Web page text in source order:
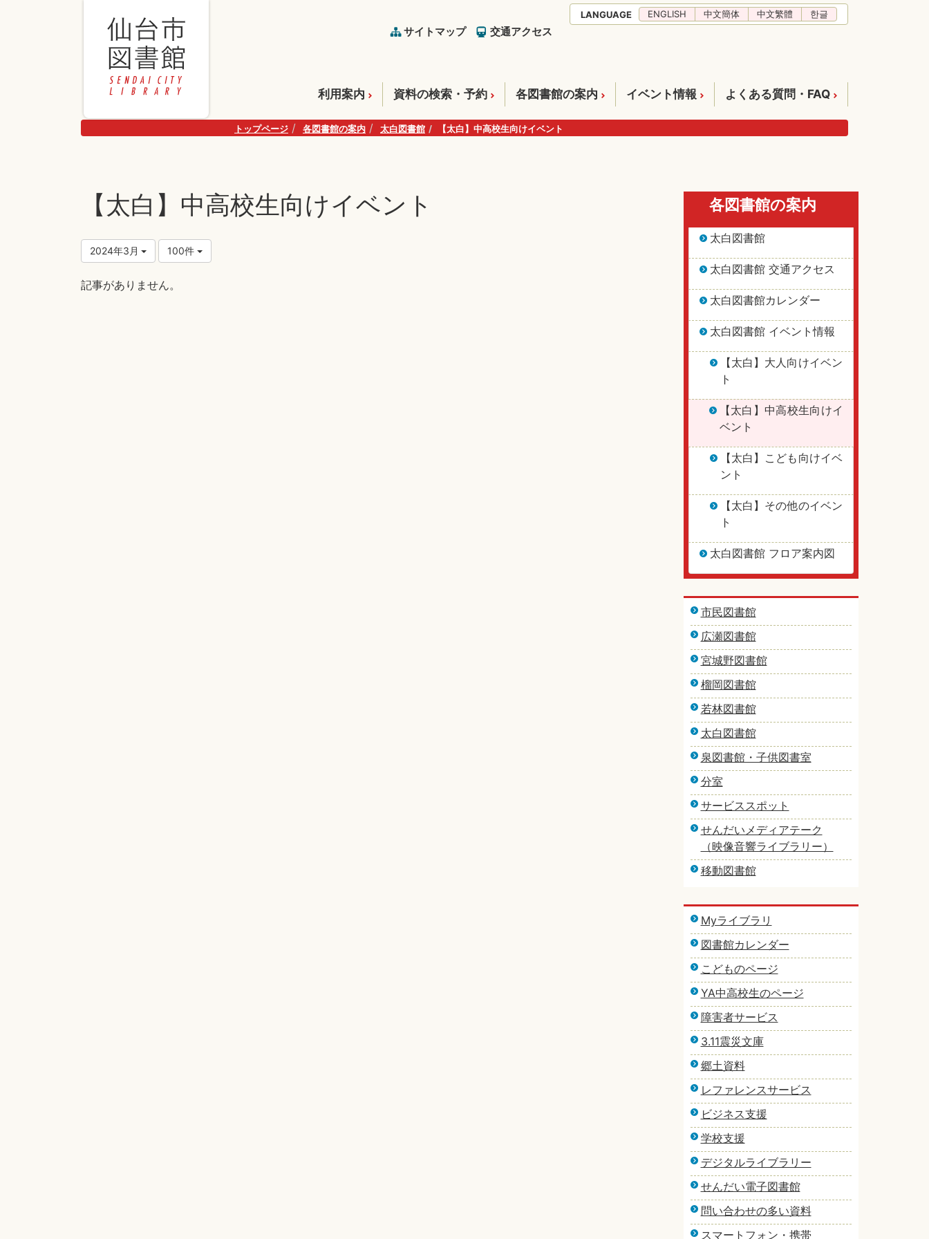
サイトマップ 交通アクセス
LANGUAGE ENGLISH 中文簡体 中文繁體 한글
利用案内 資料の検索・予約 各図書館の案内 イベント情報 よくある質問・FAQ
トップページ 各図書館の案内 太白図書館 【太白】中高校生向けイベント
【太白】中高校生向けイベント
2024年3月 100件
記事がありません。
各図書館の案内
太白図書館
太白図書館 交通アクセス
太白図書館カレンダー
太白図書館 イベント情報
【太白】大人向けイベン
ト
【太白】中高校生向けイ
ベント
【太白】こども向けイベ
ント
【太白】その他のイベン
ト
太白図書館 フロア案内図
市民図書館
広瀬図書館
宮城野図書館
榴岡図書館
若林図書館
太白図書館
泉図書館・子供図書室
分室
サービススポット
せんだいメディアテーク
（映像音響ライブラリー）
移動図書館
Myライブラリ
図書館カレンダー
こどものページ
YA中高校生のページ
障害者サービス
3.11震災文庫
郷土資料
レファレンスサービス
ビジネス支援
学校支援
デジタルライブラリー
せんだい電子図書館
問い合わせの多い資料
スマートフォン・携帯